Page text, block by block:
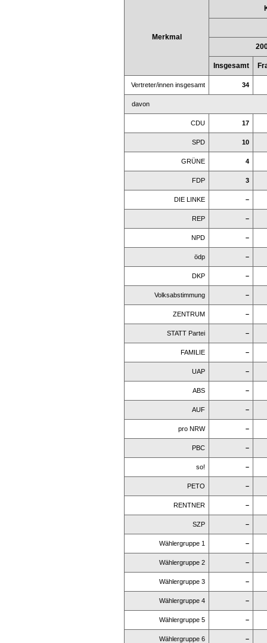
Merkmal
Insgesamt
Vertreter/innen insgesamt 34
davon
CDU 17
SPD 10
GRÜNE 4
FDP 3
DIE LINKE –
REP –
NPD –
ödp –
DKP –
Volksabstimmung –
ZENTRUM –
STATT Partei –
FAMILIE –
UAP –
ABS –
AUF –
pro NRW –
PBC –
so! –
PETO –
RENTNER –
SZP –
Wählergruppe 1 –
Wählergruppe 2 –
Wählergruppe 3 –
Wählergruppe 4 –
Wählergruppe 5 –
Wählergruppe 6 –